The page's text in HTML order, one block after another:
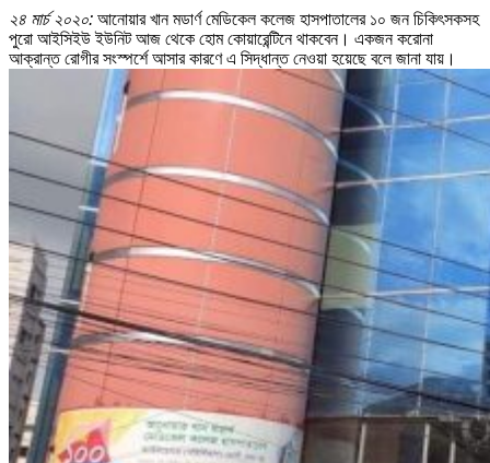
২৪ মার্চ ২০২০: আনোয়ার খান মডার্ণ মেডিকেল কলেজ হাসপাতালের ১০ জন চিকিৎসকসহ
পুরো আইসিইউ ইউনিট আজ থেকে হোম কোয়ারেন্টিনে থাকবেন। একজন করোনা
আক্রান্ত রোগীর সংস্পর্শে আসার কারণে এ সিদ্ধান্ত নেওয়া হয়েছে বলে জানা যায়।